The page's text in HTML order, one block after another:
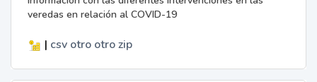
veredas en relación al COVID-19
| csv otro otro zip